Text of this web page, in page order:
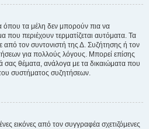
όπου τα μέλη δεν μπορούν πια να
περιέχουν τερματίζεται αυτόματα. Τα
από τον συντονιστή της Δ. Συζήτησης ή τον
για πολλούς λόγους. Μπορεί επίσης
σας θέματα, ανάλογα με τα δικαιώματα που
συστήματος συζητήσεων.
εικόνες από τον συγγραφέα σχετιζόμενες